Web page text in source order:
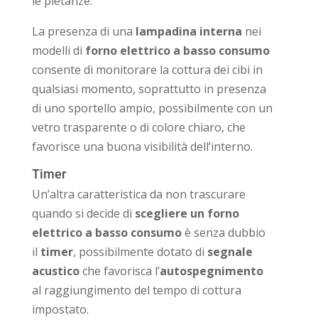
La presenza di una lampadina interna nei
modelli di forno elettrico a basso consumo
consente di monitorare la cottura dei cibi in
qualsiasi momento, soprattutto in presenza
di uno sportello ampio, possibilmente con un
vetro trasparente o di colore chiaro, che
favorisce una buona visibilità dell’interno.
Timer
Un’altra caratteristica da non trascurare
quando si decide di scegliere un forno
elettrico a basso consumoè senza dubbio
il timer, possibilmente dotato di segnale
acusticoche favorisca l’autospegnimento
al raggiungimento del tempo di cottura
impostato.